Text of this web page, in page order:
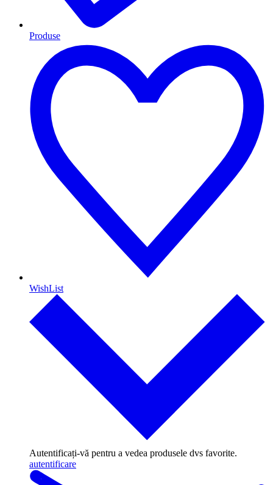
Produse
WishList
Autentificați-vă pentru a vedea produsele dvs favorite.
autentificare